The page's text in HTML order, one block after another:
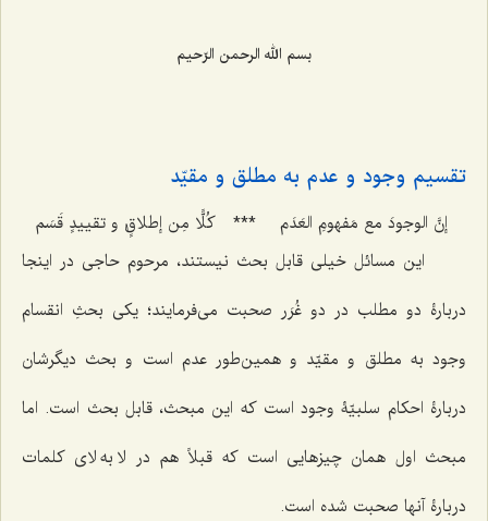
بسم الله الرحمن الرّحیم
تقسیم وجود و عدم به مطلق و مقیّد
إنَّ الوجودَ مع مَفهومِ العَدَم *** کُلًّا مِن إطلاقٍ و تقییدٍ قَسَم
1
این مسائل خیلی قابل بحث نیستند، مرحوم حاجی در اینجا
دربارۀ دو مطلب در دو غُرَر صحبت می‌فرمایند؛ یکی بحثِ انقسام
وجود به مطلق و مقیّد و همین‌طور عدم است و بحث دیگرشان
دربارۀ احکام سلبیّۀ وجود است که این مبحث، قابل بحث است. اما
مبحث اول همان چیزهایی است که قبلاً هم در لا به لای کلمات
دربارۀ آنها صحبت شده است.